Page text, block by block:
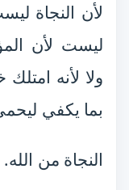
لأن النجاة
ليست لأن
ولا لأنه
بما يكفي
النجاة من الله.